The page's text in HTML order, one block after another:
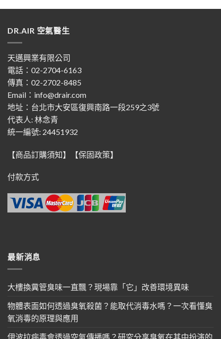
DR.AIR 空氣醫生
天邁興業有限公司
電話：02-2704-6163
傳真：02-2702-8485
Email：info@drair.com
地址： 台北市大安區復興南路一段259之3號
代表人: 林念青
統一編號: 24451932
【商品訂購須知】 【保固政策】
付款方式
最新消息
大樓換糞管臭味一直飄？現場靠「它」改善環境異味
物體表面如何透過臭氧殺菌？能取代消毒水嗎？一次看懂臭
氧消毒的原理與應用
伊波拉病毒會透過空氣傳播嗎？研究分享臭氧在其中扮演的